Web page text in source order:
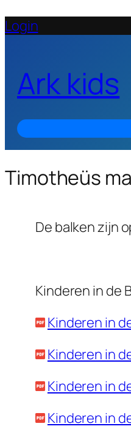
Login
Ark kids
Timotheüs
De balken zijn
Kinderen in de
Kinderen in
Kinderen in
Kinderen in
Kinderen in